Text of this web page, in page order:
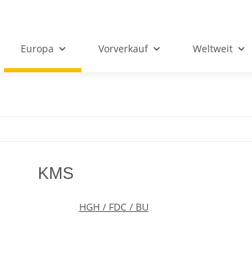
Europa Vorverkauf Weltweit
KMS
HGH / FDC / BU